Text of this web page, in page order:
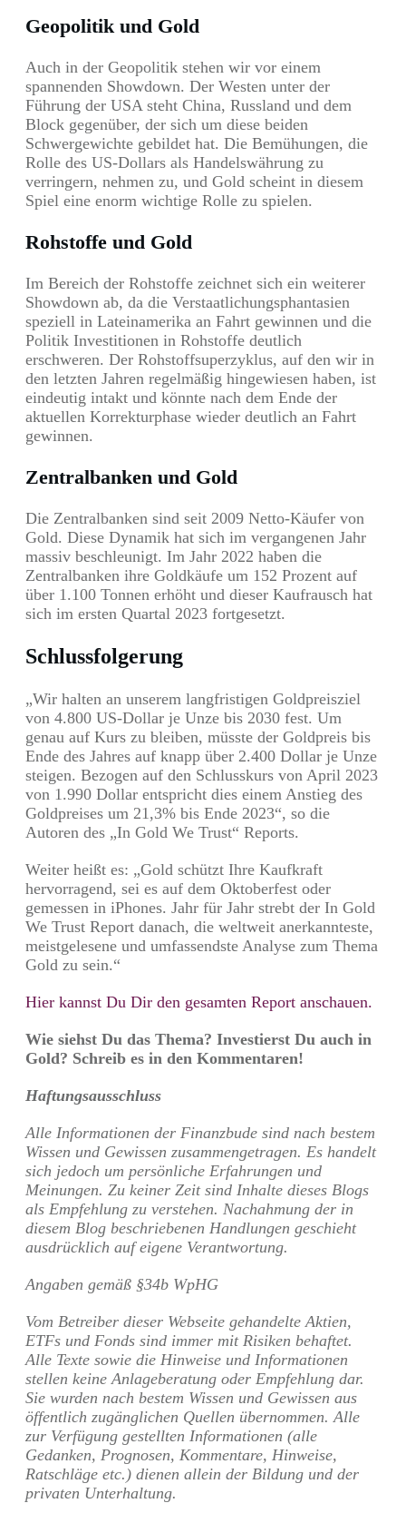
Geopolitik und Gold
Auch in der Geopolitik stehen wir vor einem
spannenden Showdown. Der Westen unter der
Führung der USA steht China, Russland und dem
Block gegenüber, der sich um diese beiden
Schwergewichte gebildet hat. Die Bemühungen, die
Rolle des US-Dollars als Handelswährung zu
verringern, nehmen zu, und Gold scheint in diesem
Spiel eine enorm wichtige Rolle zu spielen.
Rohstoffe und Gold
Im Bereich der Rohstoffe zeichnet sich ein weiterer
Showdown ab, da die Verstaatlichungsphantasien
speziell in Lateinamerika an Fahrt gewinnen und die
Politik Investitionen in Rohstoffe deutlich
erschweren. Der Rohstoffsuperzyklus, auf den wir in
den letzten Jahren regelmäßig hingewiesen haben, ist
eindeutig intakt und könnte nach dem Ende der
aktuellen Korrekturphase wieder deutlich an Fahrt
gewinnen.
Zentralbanken und Gold
Die Zentralbanken sind seit 2009 Netto-Käufer von
Gold. Diese Dynamik hat sich im vergangenen Jahr
massiv beschleunigt. Im Jahr 2022 haben die
Zentralbanken ihre Goldkäufe um 152 Prozent auf
über 1.100 Tonnen erhöht und dieser Kaufrausch hat
sich im ersten Quartal 2023 fortgesetzt.
Schlussfolgerung
„Wir halten an unserem langfristigen Goldpreisziel
von 4.800 US-Dollar je Unze bis 2030 fest. Um
genau auf Kurs zu bleiben, müsste der Goldpreis bis
Ende des Jahres auf knapp über 2.400 Dollar je Unze
steigen. Bezogen auf den Schlusskurs von April 2023
von 1.990 Dollar entspricht dies einem Anstieg des
Goldpreises um 21,3% bis Ende 2023“, so die
Autoren des „In Gold We Trust“ Reports.
Weiter heißt es: „Gold schützt Ihre Kaufkraft
hervorragend, sei es auf dem Oktoberfest oder
gemessen in iPhones. Jahr für Jahr strebt der In Gold
We Trust Report danach, die weltweit anerkannteste,
meistgelesene und umfassendste Analyse zum Thema
Gold zu sein.“
Hier kannst Du Dir den gesamten Report anschauen.
Wie siehst Du das Thema? Investierst Du auch in
Gold? Schreib es in den Kommentaren!
Haftungsausschluss
Alle Informationen der Finanzbude sind nach bestem
Wissen und Gewissen zusammengetragen. Es handelt
sich jedoch um persönliche Erfahrungen und
Meinungen. Zu keiner Zeit sind Inhalte dieses Blogs
als Empfehlung zu verstehen. Nachahmung der in
diesem Blog beschriebenen Handlungen geschieht
ausdrücklich auf eigene Verantwortung.
Angaben gemäß §34b WpHG
Vom Betreiber dieser Webseite gehandelte Aktien,
ETFs und Fonds sind immer mit Risiken behaftet.
Alle Texte sowie die Hinweise und Informationen
stellen keine Anlageberatung oder Empfehlung dar.
Sie wurden nach bestem Wissen und Gewissen aus
öffentlich zugänglichen Quellen übernommen. Alle
zur Verfügung gestellten Informationen (alle
Gedanken, Prognosen, Kommentare, Hinweise,
Ratschläge etc.) dienen allein der Bildung und der
privaten Unterhaltung.